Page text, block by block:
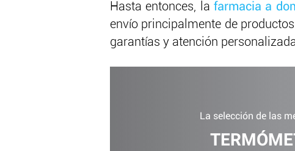
Hasta entonces, la farmacia a
envío principalmente de
garantías y atención
La selección de las